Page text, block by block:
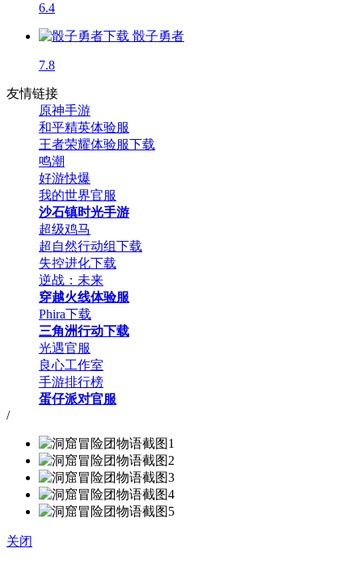
6.4
骰子勇者
7.8
友情链接
原神手游
和平精英体验服
王者荣耀体验服下载
鸣潮
好游快爆
我的世界官服
沙石镇时光手游
超级鸡马
超自然行动组下载
失控进化下载
逆战：未来
穿越火线体验服
Phira下载
三角洲行动下载
光遇官服
良心工作室
手游排行榜
蛋仔派对官服
/
关闭